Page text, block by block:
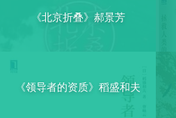
《北京折叠》郝景芳
《领导者的资质》稻盛和夫